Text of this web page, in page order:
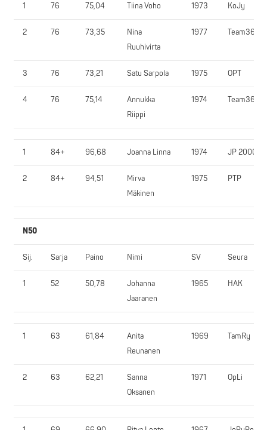
1 76 75,04 Tiina Voho 1973 KoJy
2 76 73,35
Nina
Ruuhivirta
1977 Team365
3 76 73,21 Satu Sarpola 1975 OPT
4 76 75,14
Annukka
Riippi
1974 Team365
1 84+ 96,68 Joanna Linna 1974 JP 2000
2 84+ 94,51
Mirva
Mäkinen
1975 PTP
N50
Sij. Sarja Paino Nimi SV Seura
1 52 50,78
Johanna
Jaaranen
1965 HAK
1 63 61,84
Anita
Reunanen
1969 TamRy
2 63 62,21
Sanna
Oksanen
1971 OpLi